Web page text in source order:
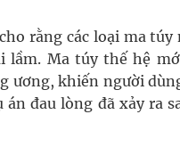
rằng các loại ma
lầm. Ma túy thế hệ
khiến người
đau lòng đã xảy ra